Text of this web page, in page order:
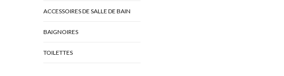
ACCESSOIRES DE SALLE DE BAIN
BAIGNOIRES
TOILETTES